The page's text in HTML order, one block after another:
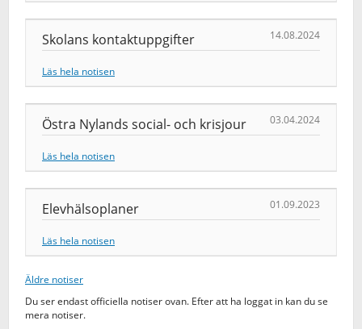
Skolans kontaktuppgifter 14.08.2024
Läs hela notisen
Östra Nylands social- och krisjour 03.04.2024
Läs hela notisen
Elevhälsoplaner 01.09.2023
Läs hela notisen
Äldre notiser
Du ser endast officiella notiser ovan. Efter att ha loggat in kan du se
mera notiser.